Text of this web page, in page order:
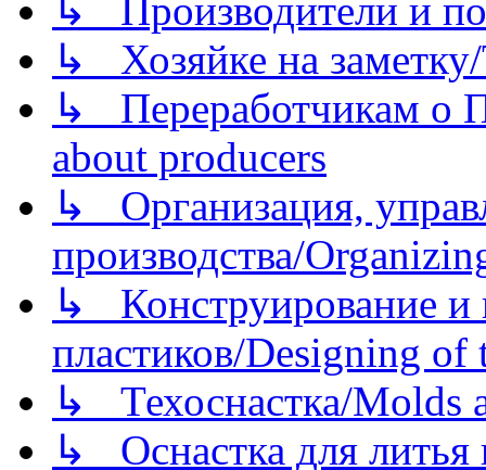
↳ Производители и
↳ Хозяйке на
↳ Переработчикам о
about producers
↳ Организация,
производства/
↳ Конструирование и
пластиков/Designing of
↳ Техоснастка/Molds
↳ Оснастка для литья